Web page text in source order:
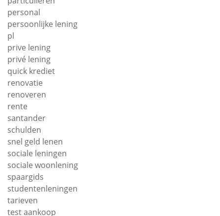
personal
persoonlijke lening
pl
prive lening
privé lening
quick krediet
renovatie
renoveren
rente
santander
schulden
snel geld lenen
sociale leningen
sociale woonlening
spaargids
studentenleningen
tarieven
test aankoop